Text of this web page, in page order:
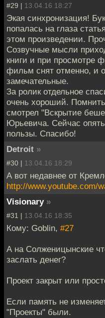
#29 | 13.04.16 18:27
Экая синхронизация!
попалась на глаза
этом произведении.
Созвучные мысли
книги и при просмотре
фильм снят отменно, и
замечательные.
За ролик отдельное
очень хороший.
смотрел "Вскрытие
Юрьевича. Сейчас
пользы. Спасибо!
Detroit »
#30 | 13.04.16 18:29
А вот недавнее от
http://www.youtube.com/
Visionary »
#31 | 13.04.16 18:35
Кому: Goblin, #27
А на Солженицынские
заслать денег?
Проект закрыт или
Если память не
"Проекты" были.